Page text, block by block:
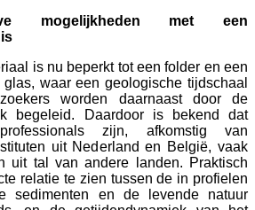
mogelijkheden met een
is nu beperkt tot een folder en een
waar een geologische tijdschaal
worden daarnaast door de
begeleid. Daardoor is bekend dat
zijn, afkomstig van
uit Nederland en België, vaak
uit tal van andere landen. Praktisch
relatie te zien tussen de in profielen
sedimenten en de levende natuur